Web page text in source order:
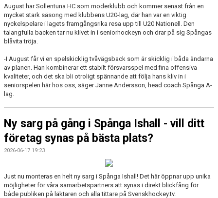
August har Sollentuna HC som moderklubb och kommer senast från en
mycket stark säsong med klubbens U20-lag, där han var en viktig
nyckelspelare i lagets framgångsrika resa upp till U20 Nationell. Den
talangfulla backen tar nu klivet in i seniorhockeyn och drar på sig Spångas
blåvita tröja.
-I August får vi en spelskicklig tvåvägsback som är skicklig i båda ändarna
av planen. Han kombinerar ett stabilt försvarsspel med fina offensiva
kvaliteter, och det ska bli otroligt spännande att följa hans kliv in i
seniorspelen här hos oss, säger Janne Andersson, head coach Spånga A-
lag.
Ny sarg på gång i Spånga Ishall - vill ditt
företag synas på bästa plats?
2026-06-17 19:23
Just nu monteras en helt ny sarg i Spånga Ishall! Det här öppnar upp unika
möjligheter för våra samarbetspartners att synas i direkt blickfång för
både publiken på läktaren och alla tittare på Svenskhockey.tv.